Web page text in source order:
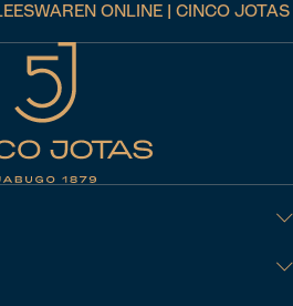
ONLINE | CINCO JOTAS